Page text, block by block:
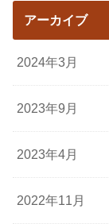
アーカイブ
2024年3月
2023年9月
2023年4月
2022年11月